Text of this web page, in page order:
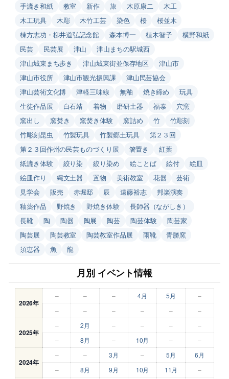
手漉き和紙
教室 新作 旅 木原康二
木工
木工玩具
木彫 木竹工芸 染色 桜
桜並木
棟方志功・柳井道弘記念館
森本博一 植木智子
横野和紙
民芸
民芸展 津山
津山まちの駅城西
津山城東まち歩き
津山城東街並保存地区
津山市
津山市役所
津山市観光振興課
津山民芸協会
津山芸術文化博
津軽三味線 無釉 焼き締め
玩具
生徒作品展
白石靖 着物 磨研土器 福泰
穴窯
窯出し
窯焚き 窯焚き体験 窯詰め 竹
竹彫刻
竹彫刻昆虫
竹製玩具 竹製郷土玩具
第２３回
第２３回作州の民芸ものづくり展
箸置き
紅葉
紙漉き体験
絞り染 絞り染め 絵ことば 絵付
絵皿
絵皿作り
縄文土器 置物 美術教室 花器
芸術
見学会
販売 赤堀邸 辰 遠藤裕志
邦楽演奏
釉薬作品
野焼き 野焼き体験
長師器（ながしき）
長靴
陶 陶器 陶展 陶芸 陶芸体験
陶芸家
陶芸展
陶芸教室 陶芸教室作品展 雨靴
青勝窯
須恵器
魚 龍
月別 イベント情報
2026年
– – – 4月 5月
–
–
– – – – –
2025年
– 2月 – – –
–
–
8月 – 10月 – –
2024年
– – 3月 – 5月
6月
–
8月 9月 10月 11月 –